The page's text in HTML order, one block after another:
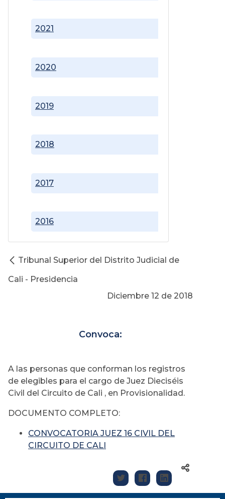
2016
2017
2018
2019
2020
2021
Tribunal Superior del Distrito Judicial de
Cali - Presidencia
Diciembre 12 de 2018
Convoca:
A las personas que conforman los registros
de elegibles para el cargo de Juez Dieciséis
Civil del Circuito de Cali , en Provisionalidad.
DOCUMENTO COMPLETO:
CONVOCATORIA JUEZ 16 CIVIL DEL
CIRCUITO DE CALI